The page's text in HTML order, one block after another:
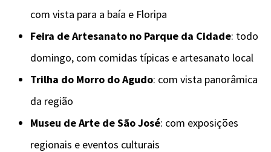
com vista para a baía e Floripa
Feira de Artesanato no Parque da Cidade: todo
domingo, com comidas típicas e artesanato local
Trilha do Morro do Agudo: com vista panorâmica
da região
Museu de Arte de São José: com exposições
regionais e eventos culturais